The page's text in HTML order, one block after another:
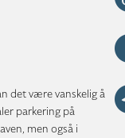
det være vanskelig å
parkering på
men også i